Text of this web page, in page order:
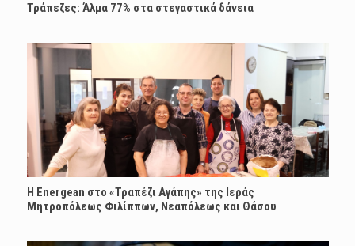
Τράπεζες: Άλμα 77% στα στεγαστικά δάνεια
H Energean στο «Τραπέζι Αγάπης» της Ιεράς
Μητροπόλεως Φιλίππων, Νεαπόλεως και Θάσου